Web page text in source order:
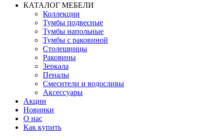
КАТАЛОГ МЕБЕЛИ
Коллекции
Тумбы подвесные
Тумбы напольные
Тумбы с раковиной
Столешницы
Раковины
Зеркала
Пеналы
Смесители и водосливы
Аксессуары
Акции
Новинки
О нас
Как купить